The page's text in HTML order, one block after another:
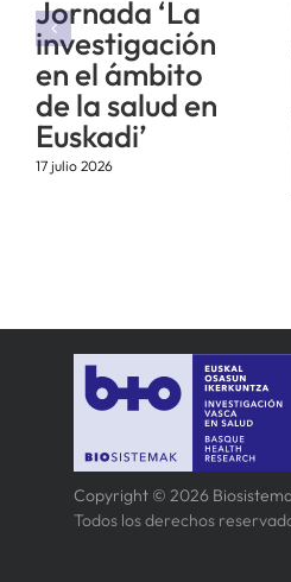
Jornada ‘La
investigación
en el ámbito
de la salud en
Euskadi’
17 julio 2026
Copyright © 2026
Todos los derechos